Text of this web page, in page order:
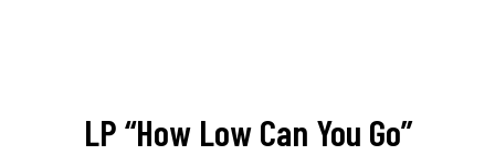
LP “How Low Can You Go”